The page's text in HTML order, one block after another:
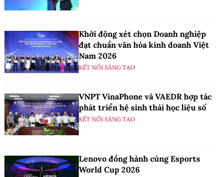
Khởi động xét chọn Doanh nghiệp
đạt chuẩn văn hóa kinh doanh Việt
Nam 2026
KẾT NỐI SÁNG TẠO
VNPT VinaPhone và VAEDR hợp tác
phát triển hệ sinh thái học liệu số
KẾT NỐI SÁNG TẠO
Lenovo đồng hành cùng Esports
World Cup 2026